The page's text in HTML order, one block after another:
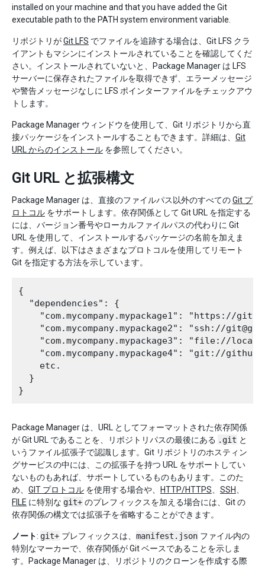
installed on your machine and that you have added the Git
executable path to the PATH system environment variable.
リポジトリがGit LFS でファイルを追跡する場合は、Git LFS クラ
イアントもマシンにインストールされていることを確認してくだ
さい。インストールされていないと、Package Manager は LFS
サーバーに保存されたファイルを取得できず、エラーメッセージ
や警告メッセージなしに LFS ポインターファイルをチェックアウ
トします。
Package Manager ウィンドウを使用して、Git リポジトリから直
接パッケージをインストールすることもできます。詳細は、 Git
URL からのインストール を参照してください。
Git URL と拡張構文
Package Manager は、直接のファイルパス以外のすべてのGit プ
ロトコル をサポートします。依存関係として Git URL を指定する
には、バージョン番号やローカルファイルパスの代わりに Git
URL を使用して、インストールするパッケージの名前を加えま
す。例えば、以下はさまざまなプロトコルを使用してリモート
Git を指定する方法を示しています。
{
  "dependencies": {
"com.mycompany.mypackage1": "https://
"com.mycompany.mypackage2": "ssh://
"com.mycompany.mypackage3": "file://
"com.mycompany.mypackage4": "git://
    etc.
  }
Package Manager は、URL としてフォーマットされた依存関係
が Git URL であることを、リポジトリパスの最後にある .git と
いうファイル拡張子で認識します。Git リポジトリのホスティン
グサービスの中には、この拡張子を持つ URL をサポートしてい
ないものもあれば、サポートしているものもあります。このた
め、 GIT プロトコル を使用する場合や、 HTTP/HTTPS SSH
FILE に特別な git+ のプレフィックスを加える場合には、Git の
依存関係の構文では拡張子を省略することができます。
ノート: git+ プレフィックスは、 manifest.json ファイル内の
特別なマーカーで、依存関係が Git ベースであることを示しま
す。Package Manager は、リポジトリのクローンを作成する際